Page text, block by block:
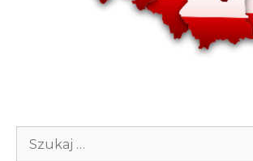
Szukaj: